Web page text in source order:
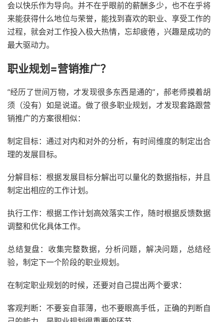
会以快乐作为导向。并不在乎眼前的薪酬多少，也不在乎将
来能获得什么地位与荣誉，能找到喜欢的职业、享受工作的
过程，就会对工作投入极大热情，忘却疲倦，兴趣是成功的
最大驱动力。
职业规划=营销推广？
“经历了世间万物，才发现很多东西是通的”，郝老师摸着胡
须（没有）如是说道。做了很多职业规划，才发现套路跟营
销推广的方案很相似：
制定目标：通过对内和对外的分析，有时间维度的制定出合
理的发展目标。
分解目标：根据发展目标分解出可以量化的数据指标，并且
制定出相应的工作计划。
执行工作：根据工作计划高效落实工作，随时根据反馈数据
调整和优化具体工作。
总结复盘：收集完整数据，分析问题，解决问题，总结经
验，制定下一个阶段的职业规划。
在制定职业规划的时候，还要对自己提出两个要求：
客观判断：不要妄自菲薄，也不要眼高手低，正确的判断自